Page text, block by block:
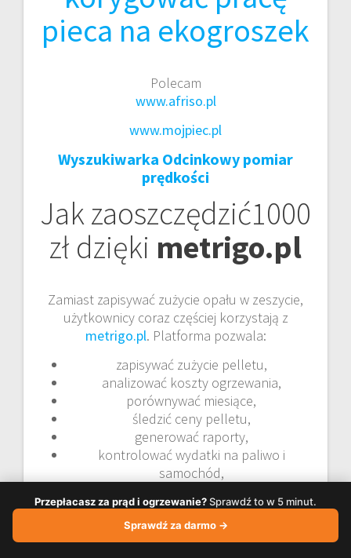
pieca na ekogroszek
Polecam
www.afriso.pl
www.mojpiec.pl
Wyszukiwarka Odcinkowy pomiar
prędkości
Jak zaoszczędzić1000
zł dzięki metrigo.pl
Zamiast zapisywać zużycie opału w zeszycie,
użytkownicy coraz częściej korzystają z
metrigo.pl. Platforma pozwala:
zapisywać zużycie pelletu,
analizować koszty ogrzewania,
porównywać miesiące,
śledzić ceny pelletu,
generować raporty,
kontrolować wydatki na paliwo i
samochód,
oleju i filtrów.
Wielu użytkowników dzięki analizie spalania
Przepłacasz za prąd i ogrzewanie?Sprawdź to w 5 minut.
Sprawdź za darmo →